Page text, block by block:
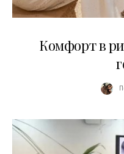
Комфорт в